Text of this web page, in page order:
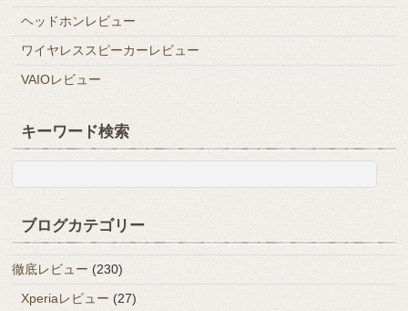
ヘッドホンレビュー
ワイヤレススピーカーレビュー
VAIOレビュー
キーワード検索
ブログカテゴリー
徹底レビュー (230)
Xperiaレビュー (27)